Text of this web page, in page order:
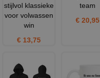
stijlvol klassieke
voor volwassen
win
€ 13,75
team
€ 20,95